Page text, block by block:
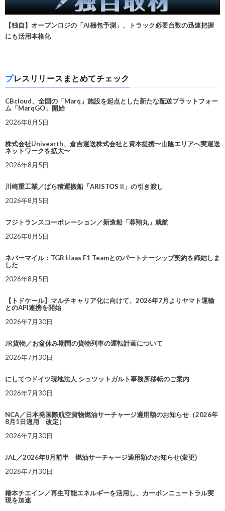
【独自】オープンロジの「AI梱包予測」、トラック必要台数の迅速把握
にも活用本格化
プレスリリースまとめてチェック
CBcloud、全国の「Marq」施設を起点とした新たな配送プラットフォー
ム「MarqGO」開始
2026年8月5日
株式会社Univearth、倉吉運送株式会社と資本提携〜山陰エリアへ実運送
ネットワークを拡大〜
2026年8月5日
川崎重工業／ばら積運搬船「ARISTOS II」の引き渡し
2026年8月5日
フジトランスコーポレーション／新造船「蓉翔丸」就航
2026年8月5日
ネバーマイル：TGR Haas F1 Teamとのパートナーシップ契約を締結しま
した
2026年8月5日
【トドケール】マルチキャリア化に向けて、2026年7月よりヤマト運輸
とのAPI連携を開始
2026年7月30日
JR貨物／お盆休み期間の貨物列車の運転計画について
2026年7月30日
にしてつドイツ現地法人 シュツットガルト事務所移転のご案内
2026年7月30日
NCA／日本発国際航空貨物燃油サーチャージ適用額のお知らせ（2026年
8月1日適用 改定）
2026年7月30日
JAL／2026年8月前半 燃油サーチャージ適用額のお知らせ(変更)
2026年7月30日
椿本チエイン／再生可能エネルギーを活用し、カーボンニュートラル実
現を加速